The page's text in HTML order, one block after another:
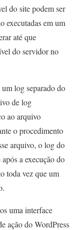
do site podem ser
executadas em um
até que
do servidor no
log separado do
de log
ao arquivo
o procedimento
arquivo, o log do
a execução do
toda vez que um
uma interface
ação do WordPress